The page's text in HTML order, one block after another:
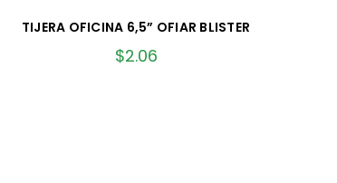
TIJERA OFICINA 6,5” OFIAR BLISTER
$2.06